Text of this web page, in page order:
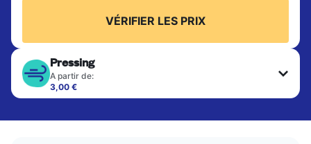
VÉRIFIER LES PRIX
Pressing
A partir de:
3,00 €
Les articles délicats sont nettoyés à sec et finis
costumes, les robes, les manteaux et les tissus